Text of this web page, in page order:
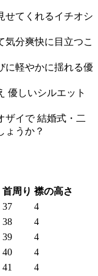
せてくれるイチオシ
気分爽快に目立つこ
に軽やかに揺れる優
優しいシルエット
ザイで 結婚式・二
ょうか？
首周り 襟の高さ
37
4
38
4
39
4
40
4
41
4